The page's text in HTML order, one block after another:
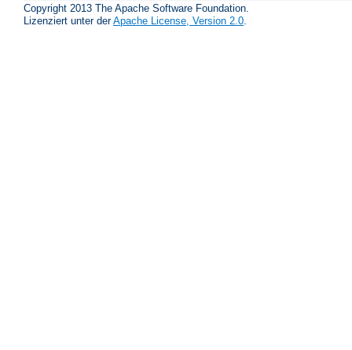
Copyright 2013 The Apache Software Foundation.
Lizenziert unter derApache License, Version 2.0